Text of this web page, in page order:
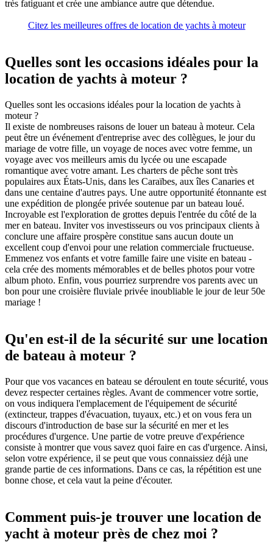
très fatiguant et crée une ambiance autre que détendue.
Citez les meilleures offres de location de yachts à moteur
Quelles sont les occasions idéales pour la
location de yachts à moteur ?
Quelles sont les occasions idéales pour la location de yachts à
moteur ?
Il existe de nombreuses raisons de louer un bateau à moteur. Cela
peut être un événement d'entreprise avec des collègues, le jour du
mariage de votre fille, un voyage de noces avec votre femme, un
voyage avec vos meilleurs amis du lycée ou une escapade
romantique avec votre amant. Les charters de pêche sont très
populaires aux États-Unis, dans les Caraïbes, aux îles Canaries et
dans une centaine d'autres pays. Une autre opportunité étonnante est
une expédition de plongée privée soutenue par un bateau loué.
Incroyable est l'exploration de grottes depuis l'entrée du côté de la
mer en bateau. Inviter vos investisseurs ou vos principaux clients à
conclure une affaire prospère constitue sans aucun doute un
excellent coup d'envoi pour une relation commerciale fructueuse.
Emmenez vos enfants et votre famille faire une visite en bateau -
cela crée des moments mémorables et de belles photos pour votre
album photo. Enfin, vous pourriez surprendre vos parents avec un
bon pour une croisière fluviale privée inoubliable le jour de leur 50e
mariage !
Qu'en est-il de la sécurité sur une location
de bateau à moteur ?
Pour que vos vacances en bateau se déroulent en toute sécurité, vous
devez respecter certaines règles. Avant de commencer votre sortie,
on vous indiquera l'emplacement de l'équipement de sécurité
(extincteur, trappes d'évacuation, tuyaux, etc.) et on vous fera un
discours d'introduction de base sur la sécurité en mer et les
procédures d'urgence. Une partie de votre preuve d'expérience
consiste à montrer que vous savez quoi faire en cas d'urgence. Ainsi,
selon votre expérience, il se peut que vous connaissiez déjà une
grande partie de ces informations. Dans ce cas, la répétition est une
bonne chose, et cela vaut la peine d'écouter.
Comment puis-je trouver une location de
yacht à moteur près de chez moi ?